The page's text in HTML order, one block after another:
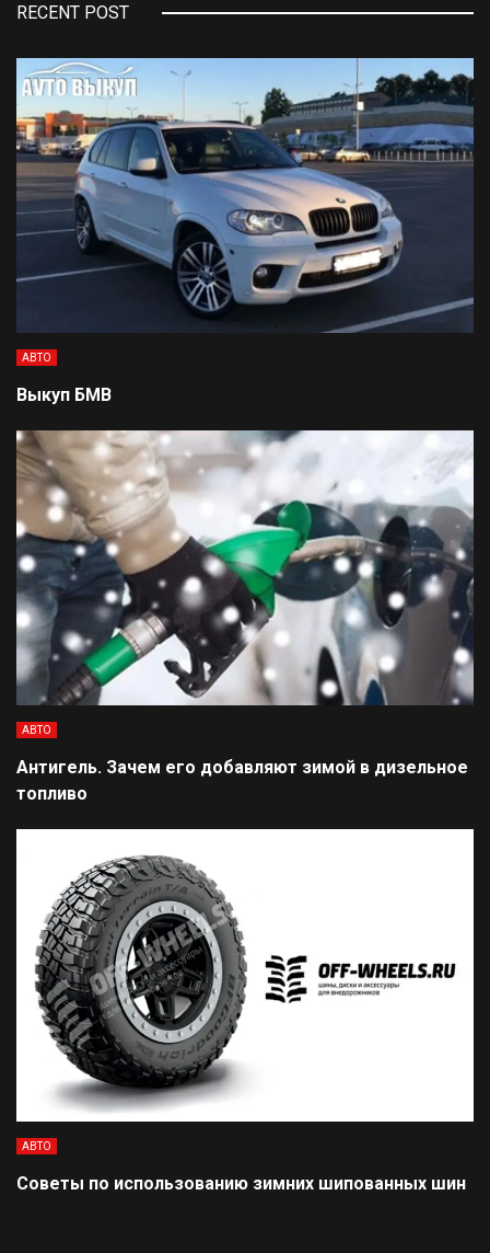
RECENT POST
АВТО
Выкуп БМВ
АВТО
Антигель. Зачем его добавляют зимой в дизельное
топливо
АВТО
Советы по использованию зимних шипованных шин